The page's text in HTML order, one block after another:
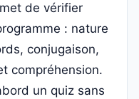
de vérifier
: nature
conjugaison,
compréhension.
un quiz sans